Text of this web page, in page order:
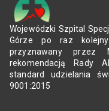
Wojewódzki Szpital
Górze po raz kolejny
przyznawany przez
rekomendacją Rady
standard udzielania
9001:2015